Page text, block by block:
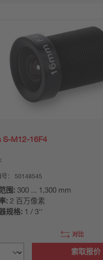
S-M12-16F4
： 50148545
围: 300 ... 1,300 mm
: 2 百万像素
规格: 1 / 3''
对比
索取报价